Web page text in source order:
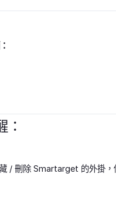
：
/ 刪除 Smartarget 的外掛